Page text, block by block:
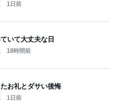
1日前
いて大丈夫な日
18時間前
お礼とダサい後悔
1日前